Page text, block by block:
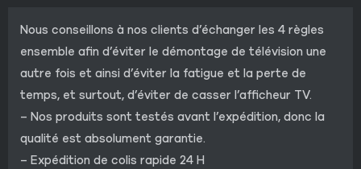
Nous conseillons à nos clients d’échanger les 4 règles
ensemble afin d’éviter le démontage de télévision une
autre fois et ainsi d’éviter la fatigue et la perte de
temps, et surtout, d’éviter de casser l’afficheur TV.
– Nos produits sont testés avant l’expédition, donc la
qualité est absolument garantie.
– Expédition de colis rapide 24 H